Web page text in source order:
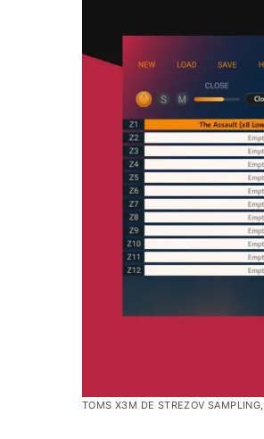
TOMS X3M DE STREZOV